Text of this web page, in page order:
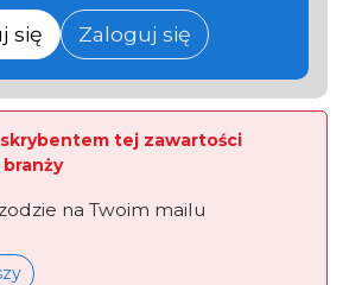
się Zaloguj się
tej zawartości
na Twoim mailu